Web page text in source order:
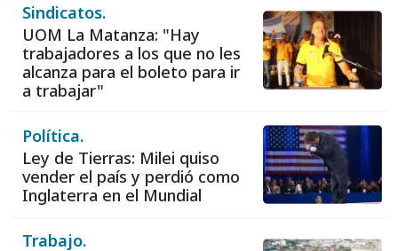
Sindicatos.
UOM La Matanza: "Hay
trabajadores a los que no les
alcanza para el boleto para ir
a trabajar"
Política.
Ley de Tierras: Milei quiso
vender el país y perdió como
Inglaterra en el Mundial
Trabajo.